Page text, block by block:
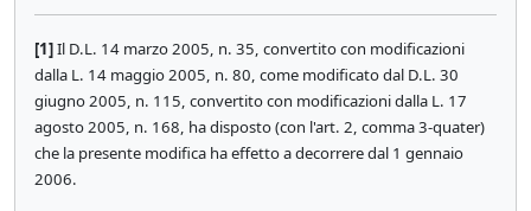
[1]Il D.L. 14 marzo 2005, n. 35, convertito con modificazioni
dalla L. 14 maggio 2005, n. 80, come modificato dal D.L. 30
giugno 2005, n. 115, convertito con modificazioni dalla L. 17
agosto 2005, n. 168, ha disposto (con l'art. 2, comma 3-quater)
che la presente modifica ha effetto a decorrere dal 1 gennaio
2006.